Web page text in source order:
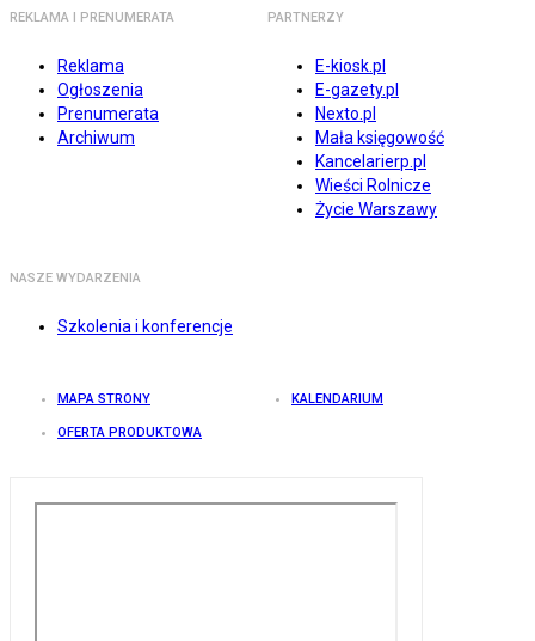
REKLAMA I PRENUMERATA
Reklama
Ogłoszenia
Prenumerata
Archiwum
PARTNERZY
E-kiosk.pl
E-gazety.pl
Nexto.pl
Mała księgowość
Kancelarierp.pl
Wieści Rolnicze
Życie Warszawy
NASZE WYDARZENIA
Szkolenia i konferencje
MAPA STRONY KALENDARIUM
OFERTA PRODUKTOWA